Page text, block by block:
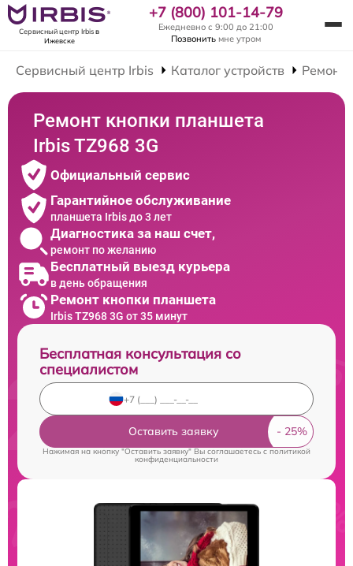
Сервисный центр Irbisв
Ижевске
+7 (800) 101-14-79
Ежедневно с 9:00 до 21:00
Позвонить мне утром
Сервисный центр Irbis Каталог устройств Ремонт
Ремонт кнопки планшета
Irbis TZ968 3G
Официальный сервис
Гарантийное обслуживание
планшета Irbis до 3 лет
Диагностика за наш счет,
ремонт по желанию
Бесплатный выезд курьера
в день обращения
Ремонт кнопки планшета
Irbis TZ968 3G от 35 минут
Бесплатная консультация со
специалистом
Оставить заявку
Нажимая на кнопку "Оставить заявку" Вы соглашаетесь c политикой
конфиденциальности